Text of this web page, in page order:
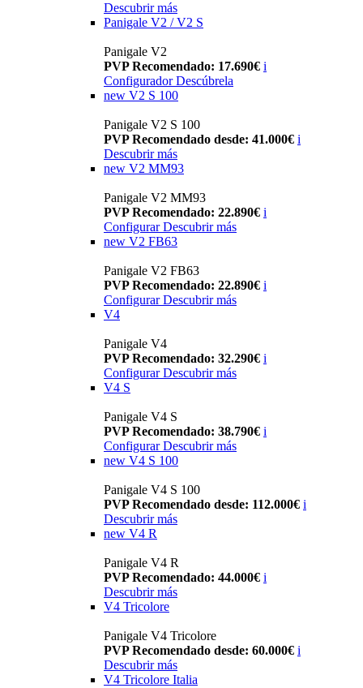
Descubrir más
Panigale V2 / V2 S
Panigale V2
PVP Recomendado: 17.690€ i
Configurador Descúbrela
new V2 S 100
Panigale V2 S 100
PVP Recomendado desde: 41.000€ i
Descubrir más
new V2 MM93
Panigale V2 MM93
PVP Recomendado: 22.890€ i
Configurar Descubrir más
new V2 FB63
Panigale V2 FB63
PVP Recomendado: 22.890€ i
Configurar Descubrir más
V4
Panigale V4
PVP Recomendado: 32.290€ i
Configurar Descubrir más
V4 S
Panigale V4 S
PVP Recomendado: 38.790€ i
Configurar Descubrir más
new V4 S 100
Panigale V4 S 100
PVP Recomendado desde: 112.000€ i
Descubrir más
new V4 R
Panigale V4 R
PVP Recomendado: 44.000€ i
Descubrir más
V4 Tricolore
Panigale V4 Tricolore
PVP Recomendado desde: 60.000€ i
Descubrir más
V4 Tricolore Italia